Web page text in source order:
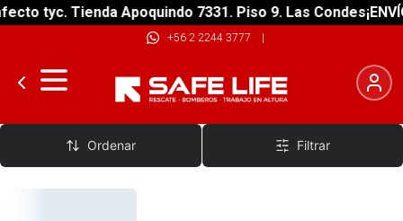
tyc. Tienda Apoquindo 7331. Piso 9. Las Condes
+56 2 2244 3777 |
Pelotas
Ordenar Filtrar